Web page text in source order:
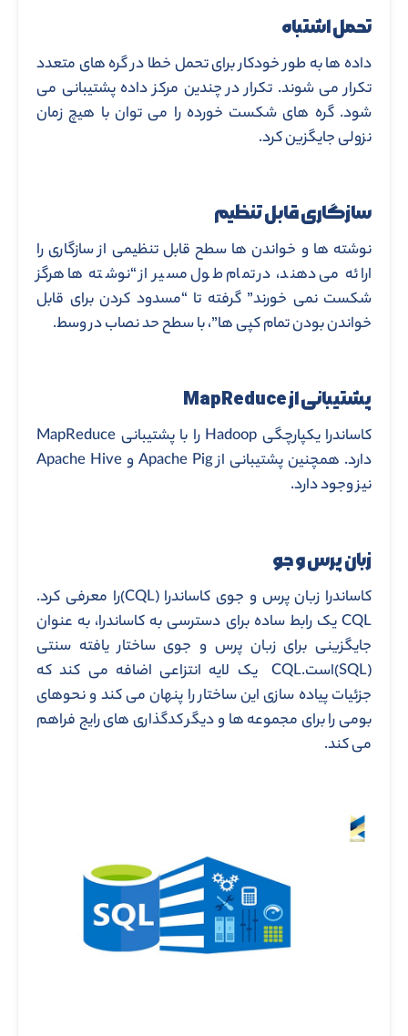
تحمل اشتباه
داده ها به طور خودکار برای تحمل خطا در گره های متعدد
تکرار می شوند. تکرار در چندین مرکز داده پشتیبانی می
شود. گره های شکست خورده را می توان با هیچ زمان
نزولی جایگزین کرد.
سازگاری قابل تنظیم
نوشته ها و خواندن ها سطح قابل تنظیمی از سازگاری را
ارائه می دهند، در تمام طول مسیر از “نوشته ها هرگز
شکست نمی خورند” گرفته تا “مسدود کردن برای قابل
خواندن بودن تمام کپی ها”، با سطح حد نصاب در وسط.
پشتیبانی از MapReduce
کاساندرا یکپارچگی Hadoop را با پشتیبانی MapReduce
دارد. همچنین پشتیبانی از Apache Pig و Apache Hive
نیز وجود دارد.
زبان پرس و جو
کاساندرا زبان پرس و جوی کاساندرا (CQL)را معرفی کرد.
CQL یک رابط ساده برای دسترسی به کاساندرا، به عنوان
جایگزینی برای زبان پرس و جوی ساختار یافته سنتی
(SQL)است.CQL یک لایه انتزاعی اضافه می کند که
جزئیات پیاده سازی این ساختار را پنهان می کند و نحوهای
بومی را برای مجموعه ها و دیگر کدگذاری های رایج فراهم
می کند.